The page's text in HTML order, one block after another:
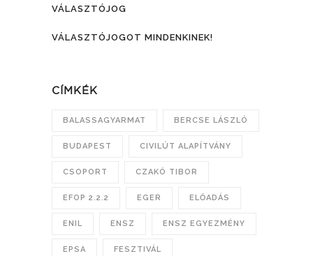
VÁLASZTÓJOG
VÁLASZTÓJOGOT MINDENKINEK!
CÍMKÉK
BALASSAGYARMAT BERCSE LÁSZLÓ
BUDAPEST CIVILÚT ALAPÍTVÁNY
CSOPORT CZAKÓ TIBOR
EFOP 2.2.2 EGER ELŐADÁS
ENIL ENSZ ENSZ EGYEZMÉNY
EPSA FESZTIVÁL